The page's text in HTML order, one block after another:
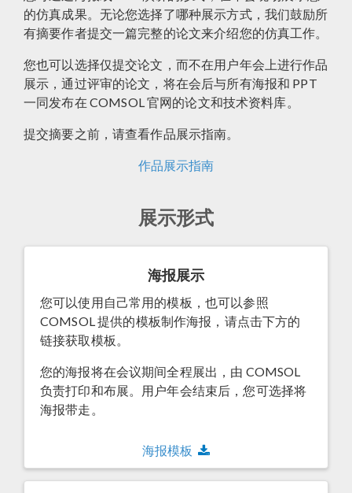
的仿真成果。无论您选择了哪种展示方式，我们鼓励所
有摘要作者提交一篇完整的论文来介绍您的仿真工作。
您也可以选择仅提交论文，而不在用户年会上进行作品
展示，通过评审的论文，将在会后与所有海报和 PPT
一同发布在 COMSOL 官网的论文和技术资料库。
提交摘要之前，请查看作品展示指南。
作品展示指南
展示形式
海报展示
您可以使用自己常用的模板，也可以参照
COMSOL 提供的模板制作海报，请点击下方的
链接获取模板。
您的海报将在会议期间全程展出，由 COMSOL
负责打印和布展。用户年会结束后，您可选择将
海报带走。
海报模板